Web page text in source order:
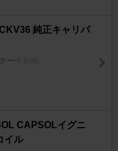
純正キャリパ
ーペ [V36]
CAPSOLイグニ
イル